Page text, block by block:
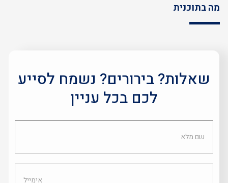
מה בתוכנית
שאלות? בירורים? נשמח לסייע
לכם בכל עניין
שם
מלא
אימייל